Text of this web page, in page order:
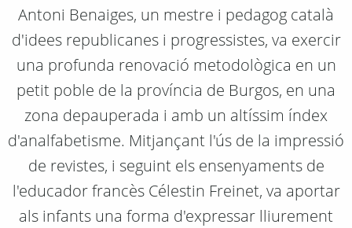
Antoni Benaiges, un mestre i pedagog català
d'idees republicanes i progressistes, va exercir
una profunda renovació metodològica en un
petit poble de la província de Burgos, en una
zona depauperada i amb un altíssim índex
d'analfabetisme. Mitjançant l'ús de la impressió
de revistes, i seguint els ensenyaments de
l'educador francès Célestin Freinet, va aportar
als infants una forma d'expressar lliurement